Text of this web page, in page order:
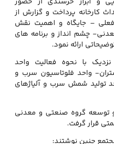
کارخانه پرداخت و گزارش از
– جایگاه و اهمیت نقش
چشم انداز و برنامه های
ارائه نمود.
نزدیک با نحوه فعالیت واحد
واحد فلوتاسیون سرب و
تولید شمش سرب و آلیاژهای
گروه صنعتی و معدنی
قرار گرفت.
چنین نوشتند: